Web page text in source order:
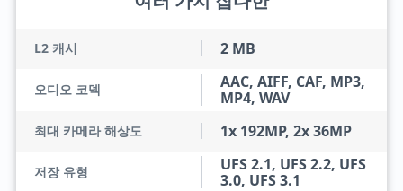
L2 캐시 2 MB
오디오 코덱
AAC, AIFF, CAF, MP3,
MP4, WAV
최대 카메라 해상도 1x 192MP, 2x 36MP
저장 유형
UFS 2.1, UFS 2.2, UFS
3.0, UFS 3.1